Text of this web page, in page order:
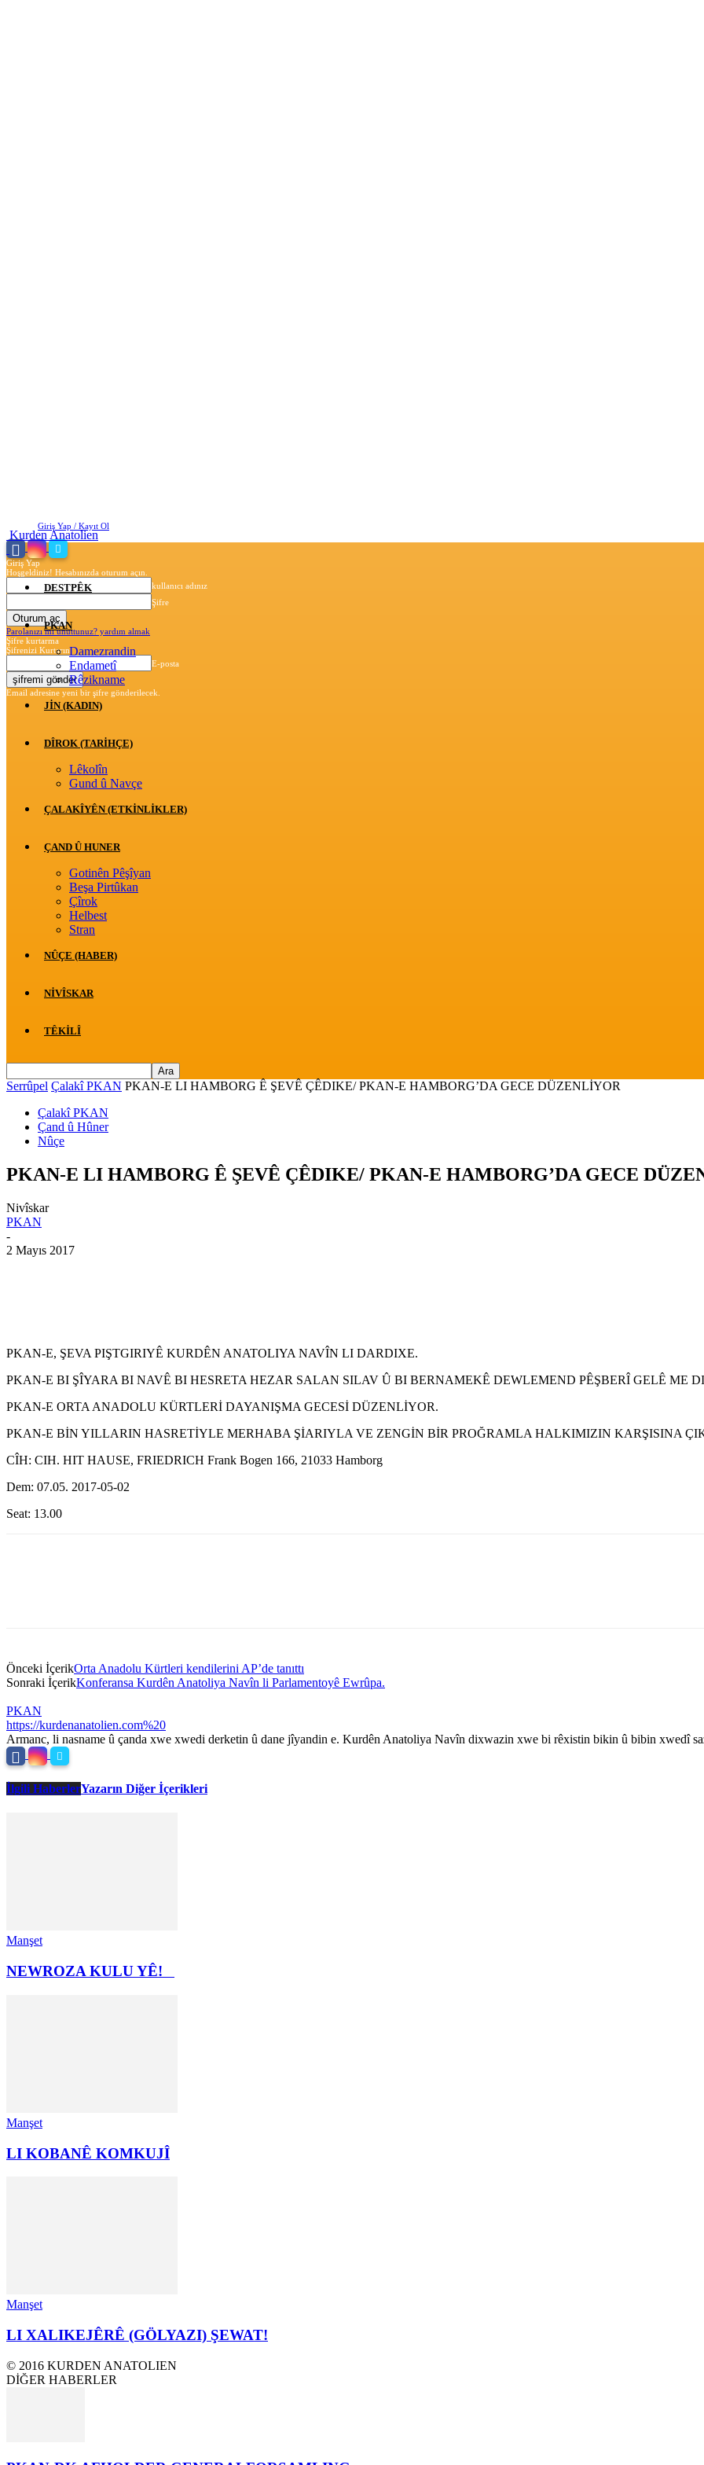
Giriş Yap / Kayıt Ol
Giriş Yap
Hoşgeldiniz! Hesabınızda oturum açın.
kullanıcı adınız
Şifre
Parolanızı mı unuttunuz? yardım almak
Şifre kurtarma
Şifrenizi Kurtarın
E-posta
Email adresine yeni bir şifre gönderilecek.
Kurden Anatolien
DESTPÊK
PKAN
Damezrandin
Endametî
Rêzikname
JİN (KADIN)
DÎROK (TARİHÇE)
Lêkolîn
Gund û Navçe
ÇALAKÎYÊN (ETKINLIKLER)
ÇAND Û HUNER
Gotinên Pêşîyan
Beşa Pirtûkan
Çîrok
Helbest
Stran
NÛÇE (HABER)
NIVÎSKAR
TÊKILÎ
Serrûpel Çalakî PKAN PKAN-E LI HAMBORG Ê ŞEVÊ ÇÊDIKE/ PKAN-E HAMBORG’DA GECE DÜZENLİYOR
Çalakî PKAN
Çand û Hûner
Nûçe
PKAN-E LI HAMBORG Ê ŞEVÊ ÇÊDIKE/ PKAN-E HAMBORG’DA GECE
Nivîskar
PKAN
-
2 Mayıs 2017
PKAN-E, ŞEVA PIŞTGIRIYÊ KURDÊN ANATOLIYA NAVÎN LI DARDIXE.
PKAN-E BI ŞÎYARA BI NAVÊ BI HESRETA HEZAR SALAN SILAV Û BI BERNAMEKÊ DEWLEMEND PÊŞBERÎ GELÊ ME
PKAN-E ORTA ANADOLU KÜRTLERİ DAYANIŞMA GECESİ DÜZENLİYOR.
PKAN-E BİN YILLARIN HASRETİYLE MERHABA ŞİARIYLA VE ZENGİN BİR PROĞRAMLA HALKIMIZIN KARŞISINA
CÎH: CIH. HIT HAUSE, FRIEDRICH Frank Bogen 166, 21033 Hamborg
Dem: 07.05. 2017-05-02
Seat: 13.00
Önceki İçerikOrta Anadolu Kürtleri kendilerini AP’de tanıttı
Sonraki İçerikKonferansa Kurdên Anatoliya Navîn li Parlamentoyê Ewrûpa.
PKAN
https://kurdenanatolien.com%20
Armanc, li nasname û çanda xwe xwedi derketin û dane jîyandin e. Kurdên Anatoliya Navîn dixwazin xwe bi rêxistin bikin û bibin xwedî
İlgili HaberlerYazarın Diğer İçerikleri
Manşet
NEWROZA KULU YÊ!
Manşet
LI KOBANÊ KOMKUJÎ
Manşet
LI XALIKEJÊRÊ (GÖLYAZI) ŞEWAT!
© 2016 KURDEN ANATOLIEN
DİĞER HABERLER